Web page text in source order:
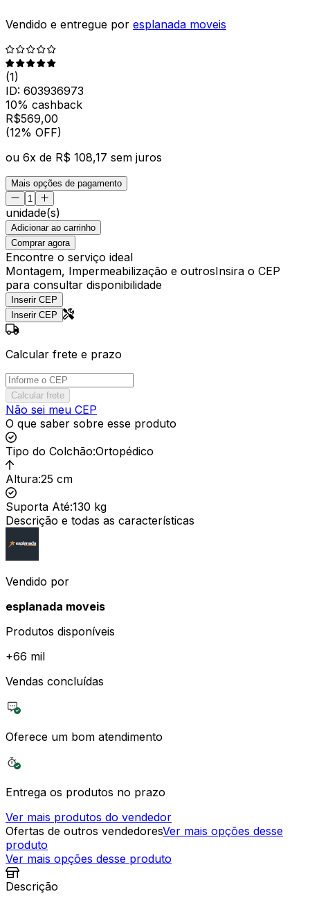
Vendido e entregue por esplanada moveis
(1)
ID: 603936973
10% cashback
R$569,00
(12% OFF)
ou 6x de R$ 108,17 sem juros
Mais opções de pagamento
unidade(s)
Adicionar ao carrinho
Comprar agora
Encontre o serviço ideal
Montagem, Impermeabilização e outrosInsira o CEP
para consultar disponibilidade
Inserir CEP
Inserir CEP
Calcular frete e prazo
Calcular frete
Não sei meu CEP
O que saber sobre esse produto
Tipo do Colchão:Ortopédico
Altura:25 cm
Suporta Até:130 kg
Descrição e todas as características
Vendido por
esplanada moveis
Produtos disponíveis
+66 mil
Vendas concluídas
Oferece um bom atendimento
Entrega os produtos no prazo
Ver mais produtos do vendedor
Ofertas de outros vendedoresVer mais opções desse
produto
Ver mais opções desse produto
Descrição